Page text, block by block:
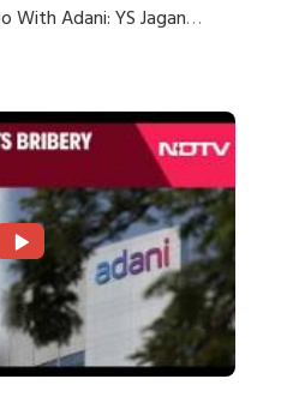
With Adani: YS Jagan